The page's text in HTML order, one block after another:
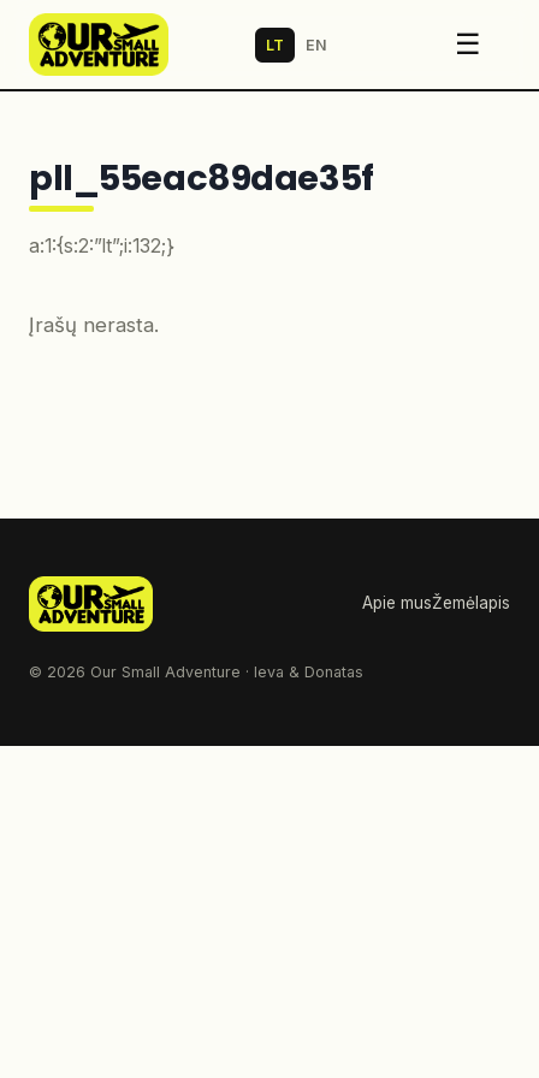
LT EN ☰
pll_55eac89dae35f
a:1:{s:2:”lt”;i:132;}
Įrašų nerasta.
Apie musŽemėlapis
© 2026 Our Small Adventure · Ieva & Donatas